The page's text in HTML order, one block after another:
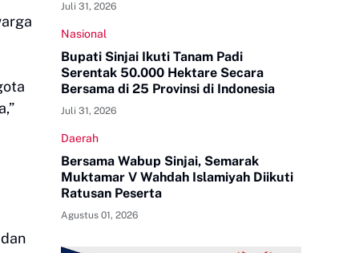
Juli 31, 2026
Nasional
Bupati Sinjai Ikuti Tanam Padi
Serentak 50.000 Hektare Secara
Bersama di 25 Provinsi di Indonesia
Juli 31, 2026
Daerah
Bersama Wabup Sinjai, Semarak
Muktamar V Wahdah Islamiyah Diikuti
Ratusan Peserta
Agustus 01, 2026